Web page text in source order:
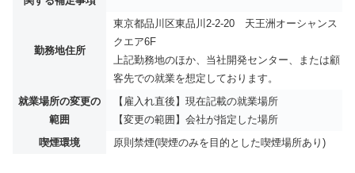
勤務地住所
東京都品川区東品川2-2-20 天王洲オーシャンス
クエア6F
上記勤務地のほか、当社開発センター、または顧
客先での就業を想定しております。
就業場所の変更の
範囲
【雇入れ直後】現在記載の就業場所
【変更の範囲】会社が指定した場所
喫煙環境
原則禁煙(喫煙のみを目的とした喫煙場所あり)